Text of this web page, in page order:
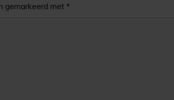
gemarkeerd met *